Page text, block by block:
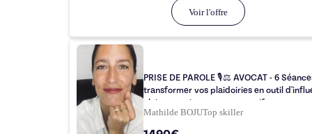
Voir l'offre
PRISE DE PAROLE 🎙⚖️ AVOCAT - 6
transformer vos plaidoiries en outil
clair, convaincant et persuasif
Mathilde BOJUTop skiller